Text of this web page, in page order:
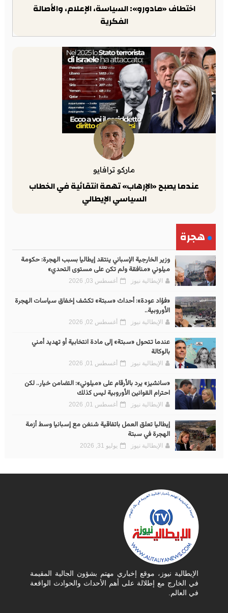
اختطاف «مادورو»: السياسة، الإعلام، والأصالة
الفكرية
ماركو ترافايو
عندما يصبح «الإرهاب» تهمة انتقائية في الخطاب
السياسي الإيطالي
هجرة
وزير الخارجية الإسباني ينتقد إيطاليا بسبب الهجرة: حكومة
ميلوني «منافقة ولم تكن على مستوى التحدي»
الإيطالية نيوز أغسطس 03, 2026
«فؤاد عودة»: أحداث «سبتة» تكشف إخفاق سياسات الهجرة
الأوروبية..
الإيطالية نيوز أغسطس 02, 2026
عندما تتحول «سبتة» إلى مادة انتخابية أو تهديد أمني
بالوكالة
الإيطالية نيوز أغسطس 01, 2026
«سانشيز» يرد بالأرقام على «ميلوني»: التضامن خيار.. لكن
احترام القوانين الأوروبية ليس كذلك
الإيطالية نيوز أغسطس 01, 2026
إيطاليا تعلق العمل باتفاقية شنغن مع إسبانيا وسط أزمة
الهجرة في سبتة
الإيطالية نيوز يوليو 31, 2026
الإيطالية نيوز، موقع إخباري مهتم بشؤون الجالية المقيمة
في الخارج مع إطلالة على أهم الأحداث والحوادث الواقعة
في العالم.